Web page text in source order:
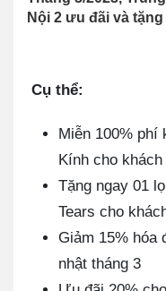
Nội 2 ưu đãi và
Cụ thể:
Miễn 100% phí
Kính cho
Tặng ngay 01
Tears cho
Giảm 15% hóa
nhật tháng 3